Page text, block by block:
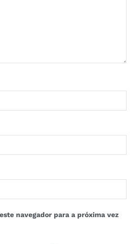
navegador para a próxima vez